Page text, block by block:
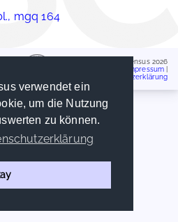
verwendet ein
um die Nutzung
zu können.
mgq 164
Handschriftencensus 2026
Impressum
Datenschutzerklärung